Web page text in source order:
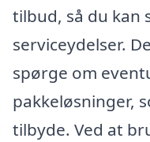
tilbud, så du kan
serviceydelser.
spørge om
pakkeløsninger,
tilbyde. Ved at